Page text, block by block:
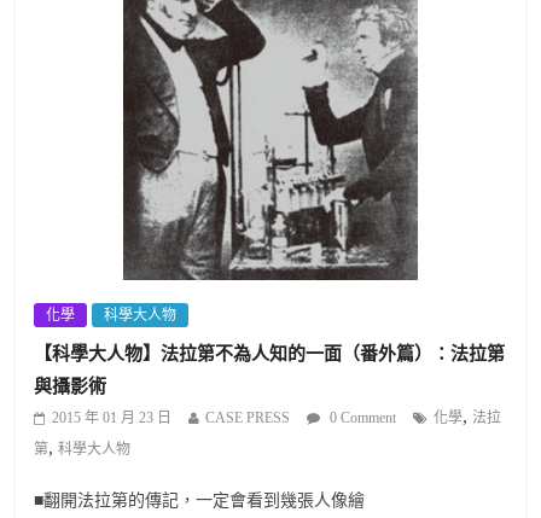
化學 科學大人物
【科學大人物】法拉第不為人知的一面（番外篇）：法拉第
與攝影術
2015 年 01 月 23 日 CASE PRESS 0 Comment 化學, 法拉
第,科學大人物
■翻開法拉第的傳記，一定會看到幾張人像繪